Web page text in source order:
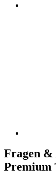
Fragen &
Premium